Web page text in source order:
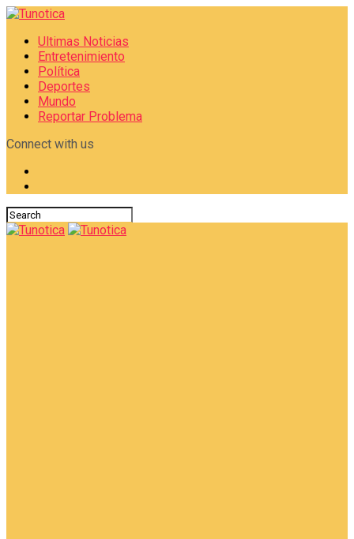
Ultimas Noticias
Entretenimiento
Política
Deportes
Mundo
Reportar Problema
Connect with us